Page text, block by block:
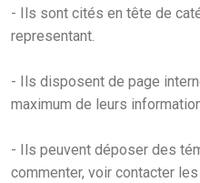
- Ils sont cités en tête de
representant.
- Ils disposent de page
maximum de leurs
- Ils peuvent déposer des
commenter, voir contacter